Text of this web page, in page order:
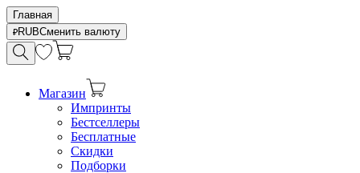
Главная
RUBСменить валюту
Магазин
Импринты
Бестселлеры
Бесплатные
Скидки
Подборки